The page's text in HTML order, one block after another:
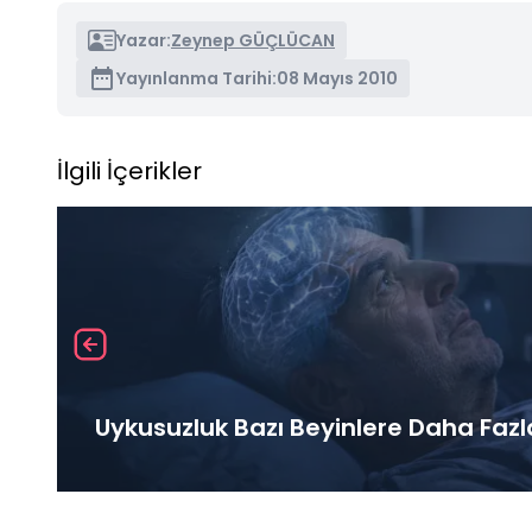
Yazar:Zeynep GÜÇLÜCAN
Yayınlanma Tarihi:08 Mayıs 2010
İlgili İçerikler
Uykusuzluk Bazı Beyinlere Daha